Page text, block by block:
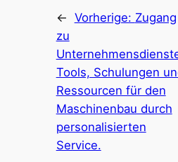
← Vorherige: Zugang
zu
Tools, Schulungen
Ressourcen für den
Maschinenbau durch
personalisierten
Service.